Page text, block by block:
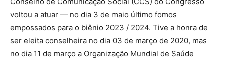
voltou a atuar — no dia 3 de maio último fomos
empossados para o biênio 2023 / 2024. Tive a honra de
ser eleita conselheira no dia 03 de março de 2020, mas
no dia 11 de março a Organização Mundial de Saúde